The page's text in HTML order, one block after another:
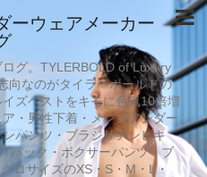
ーウェアメーカー
グ。TYLERBOLD of Luxury
向なのがタイラーボールドの
ズベストをキモに色気10倍増
・男性下着・メンズアンダー
パンツ・ブラジリアンビキ
バック・ボクサーパンツ・ブ
ロサイズのXS・S・M・L・